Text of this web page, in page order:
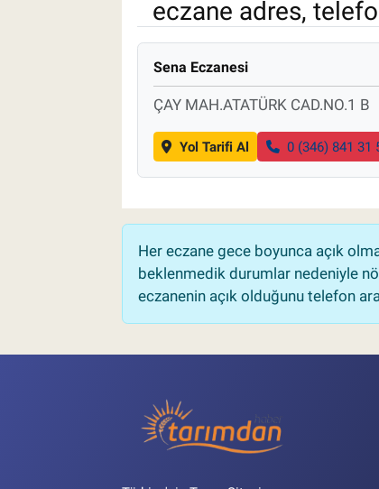
eczane adres,
Sena Eczanesi
ÇAY MAH.ATATÜRK CAD.NO.1 B
Yol Tarifi Al 0 (346) 841 31
Her eczane gece boyunca açık
beklenmedik durumlar nedeniyle
eczanenin açık olduğunu telefon
Yetiştirici Soruyor
Üretici Birlikleri
Şeker ve Şekerli Mamüller
Tahıllar ve Baklagiller